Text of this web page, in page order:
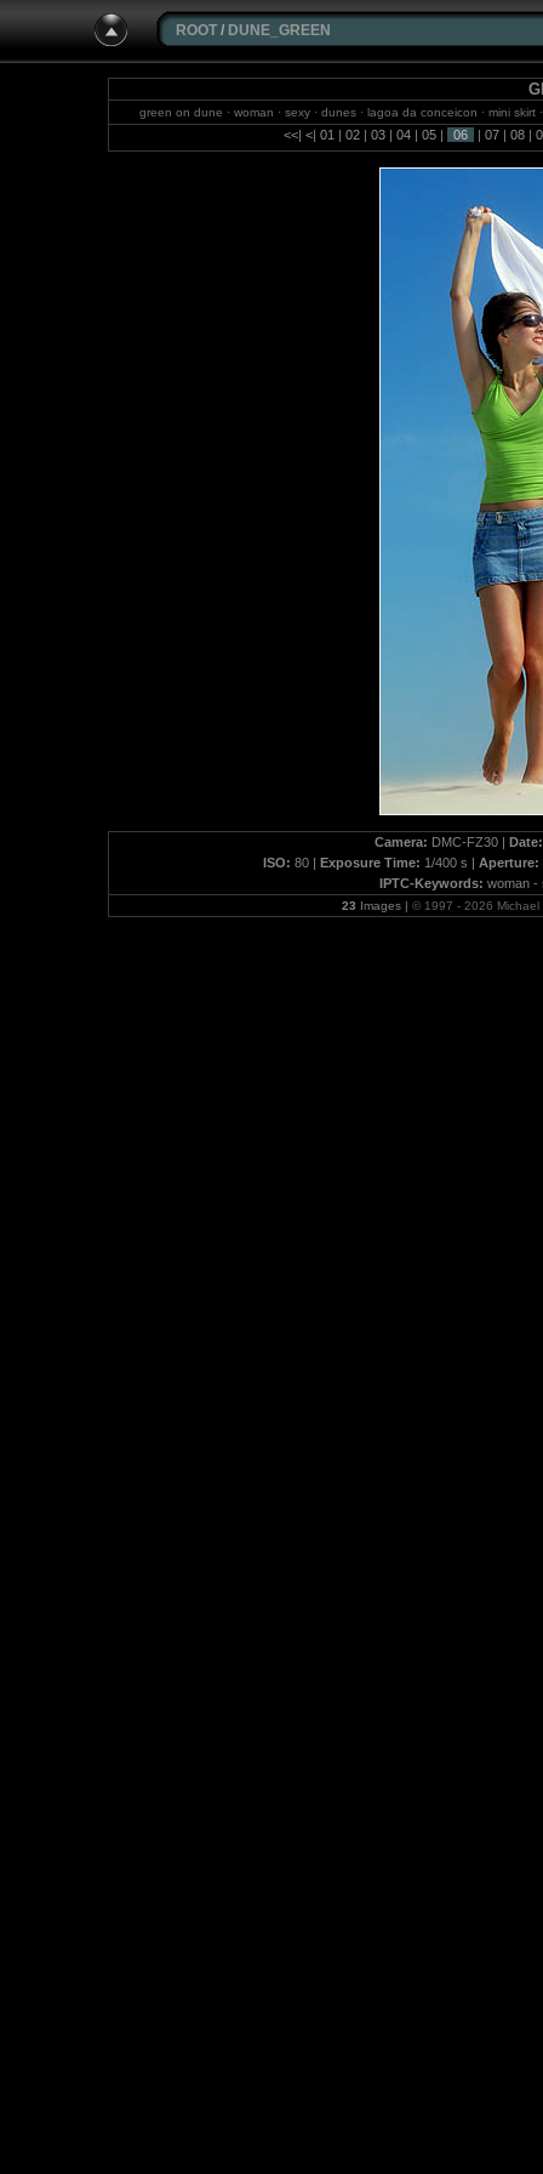
ROOT / DUNE_GREEN
green on dune · woman · sexy · dunes · lagoa da conceicon · mini skirt
michael weidemann · christine · mini skirt · posing · clouds ·
<<| <| 01 | 02| 03| 04| 05| 06 | 07| 08|
Camera: DMC-FZ30 | Date:
ISO: 80 | Exposure Time: 1/400 s | Aperture:
IPTC-Keywords: woman -
23 Images | © 1997 - 2026 Michael